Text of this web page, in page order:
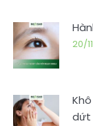
20/
dứt